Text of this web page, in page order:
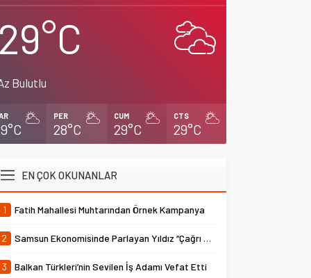
29°C
Bulutlu
PER
28°C
CUM
29°C
CTS
29°C
EN ÇOK OKUNANLAR
1 Fatih Mahallesi Muhtarından Örnek Kampanya
2 Samsun Ekonomisinde Parlayan Yıldız “Çağrı Temper”
3 Balkan Türkleri’nin Sevilen İş Adamı Vefat Etti